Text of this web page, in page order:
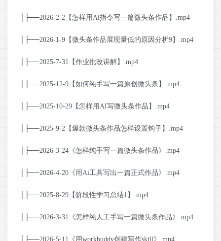
│├──2026-2-2【怎样用Ai指令写一篇微头条作品】.mp4
│├──2026-1-9【微头条作品展现量低的原因分析9】.mp4
│├──2025-7-31【作业批改讲解】.mp4
│├──2025-12-9【如何纯手写一篇原创微头条】.mp4
│├──2025-10-29【怎样用AI写微头条作品】.mp4
│├──2025-9-2【爆款微头条作品怎样设置钩子】.mp4
│├──2026-3-24《怎样纯手写一篇微头条作品》.mp4
│├──2026-4-20《用Ai工具写出一篇正式作品》.mp4
│├──2025-8-29【阶段性学习总结1】.mp4
│├──2026-3-31《怎样纯人工手写一篇微头条作品》.mp4
│├──2026-5-11《用workbuddy创建写作skill》.mp4